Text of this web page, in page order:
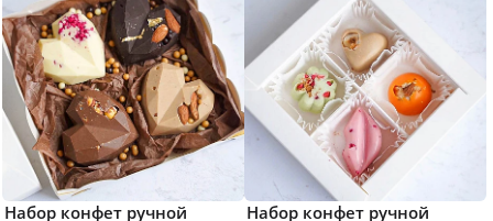
Набор конфет ручной
Набор конфет ручной